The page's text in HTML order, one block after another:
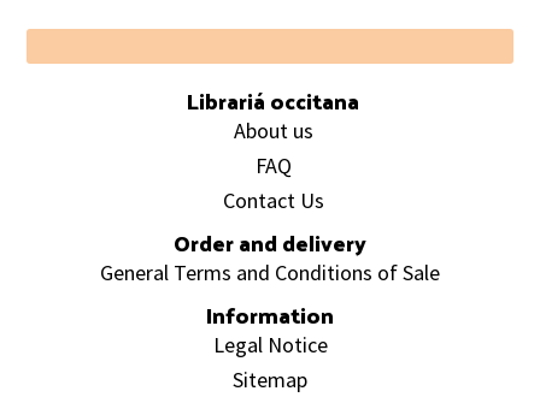
Footer
Librariá occitana
About us
FAQ
Contact Us
Order and delivery
General Terms and Conditions of Sale
Information
Legal Notice
Sitemap